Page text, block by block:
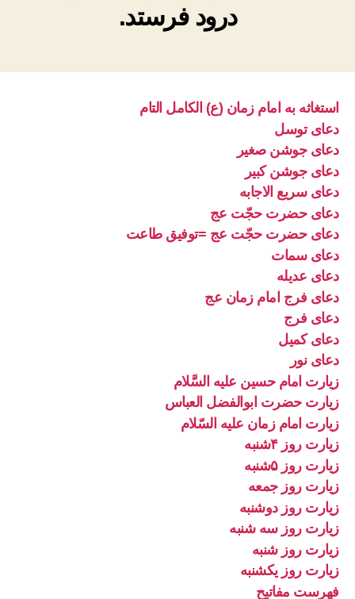
درود فرستد.
استغاثه به امام زمان (ع) الکامل التام
دعای توسل
دعای جوشن صغیر
دعای جوشن کبیر
دعای سریع الاجابه
دعای حضرت حجّت عج
دعای حضرت حجّت عج =توفیق طاعت
دعای سمات
دعای عدیله
دعای فرج امام زمان عج
دعای فرج
دعای کمیل
دعای نور
زیارت امام حسین علیه السَّلام
زیارت حضرت ابوالفضل العباس
زیارت امام زمان علیه السّلام
زیارت روز ۴شنبه
زیارت روز ۵شنبه
زیارت روز جمعه
زیارت روز دوشنبه
زیارت روز سه شنبه
زیارت روز شنبه
زیارت روز یکشنبه
فهرست مفاتیح